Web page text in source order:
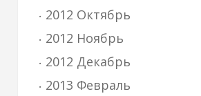
2012 Октябрь
2012 Ноябрь
2012 Декабрь
2013 Февраль